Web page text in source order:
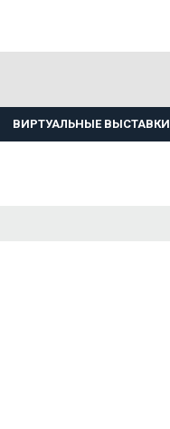
ВИРТУАЛЬНЫЕ ВЫСТАВКИ